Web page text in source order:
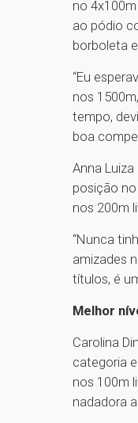
no
ao pódio
borboleta
“Eu
nos
tempo,
boa
Anna
posição
nos 200m
“Nunca
amizades
títulos, é
Melhor
Carolina
categoria
nos 100m
nadadora